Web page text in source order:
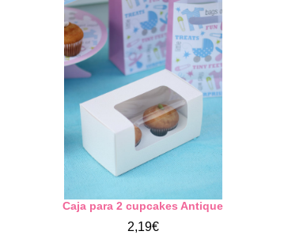
Caja para 2 cupcakes Antique
2,19€